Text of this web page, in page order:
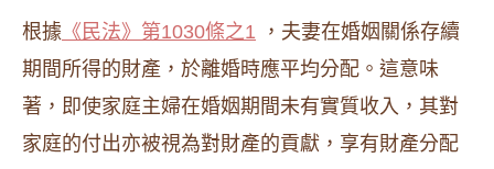
根據 《民法》第1030條之1 ，夫妻在婚姻關係存續
期間所得的財產，於離婚時應平均分配。這意味
著，即使家庭主婦在婚姻期間未有實質收入，其對
家庭的付出亦被視為對財產的貢獻，享有財產分配